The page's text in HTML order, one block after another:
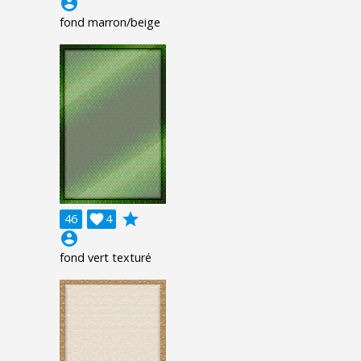
fond marron/beige
46 4

grade
account_circle
fond vert texturé